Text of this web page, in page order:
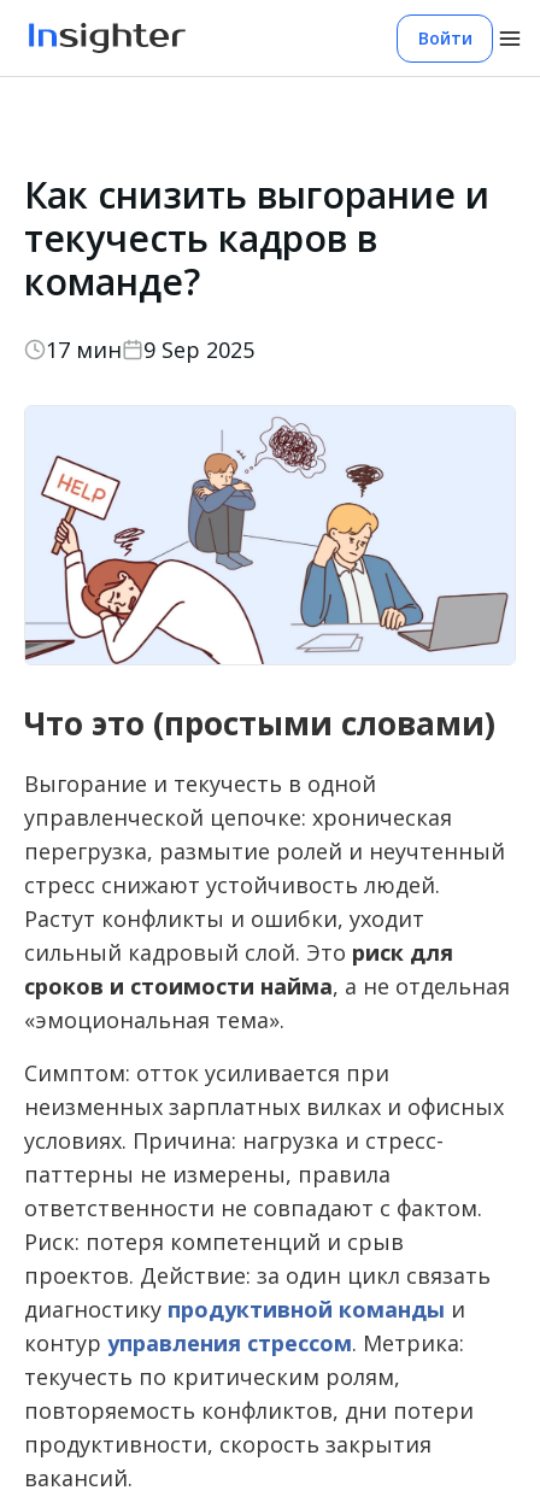
Войти
Как снизить выгорание и
текучесть кадров в
команде?
17 мин 9 Sep 2025
Что это (простыми словами)
Выгорание и текучесть в одной
управленческой цепочке: хроническая
перегрузка, размытие ролей и неучтенный
стресс снижают устойчивость людей.
Растут конфликты и ошибки, уходит
сильный кадровый слой. Это риск для
сроков и стоимости найма, а не отдельная
«эмоциональная тема».
Симптом: отток усиливается при
неизменных зарплатных вилках и офисных
условиях. Причина: нагрузка и стресс-
паттерны не измерены, правила
ответственности не совпадают с фактом.
Риск: потеря компетенций и срыв
проектов. Действие: за один цикл связать
диагностику продуктивной команды и
контур управления стрессом. Метрика:
текучесть по критическим ролям,
повторяемость конфликтов, дни потери
продуктивности, скорость закрытия
вакансий.